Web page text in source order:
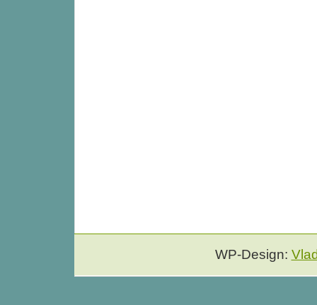
WP-Design: